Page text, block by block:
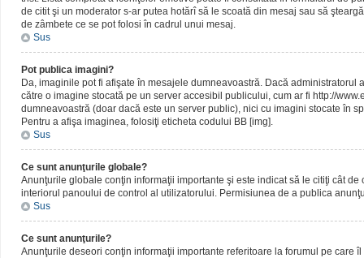
de citit şi un moderator s-ar putea hotărî să le scoată din mesaj sau să
de zâmbete ce se pot folosi în cadrul unui mesaj.
Sus
Pot publica imagini?
Da, imaginile pot fi afişate în mesajele dumneavoastră. Dacă
către o imagine stocată pe un server accesibil publicului, cum ar fi http://
dumneavoastră (doar dacă este un server public), nici cu imagini stocate în
Pentru a afişa imaginea, folosiţi eticheta codului BB [img].
Sus
Ce sunt anunţurile globale?
Anunţurile globale conţin informaţii importante şi este indicat să le citiţi cât
interiorul panoului de control al utilizatorului. Permisiunea de a publica
Sus
Ce sunt anunţurile?
Anunţurile deseori conţin informaţii importante referitoare la forumul pe care